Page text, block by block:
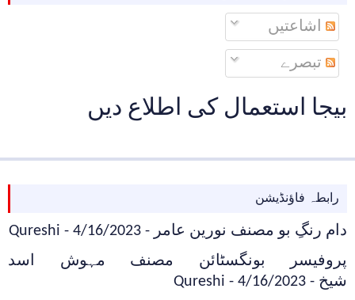
اشاعتیں
تبصرے
بیجا استعمال کی اطلاع دیں
رابطہ فاؤنڈیشن
دام رنگِ بو مصنف نورین عامر - 4/16/2023
- Qureshi
پروفیسر بونگسٹائن مصنف مہوش اسد
شیخ - 4/16/2023
- Qureshi